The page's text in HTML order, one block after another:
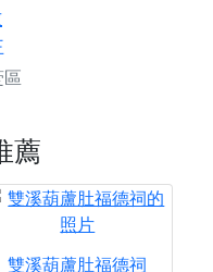
薦
雙溪葫蘆肚福德祠